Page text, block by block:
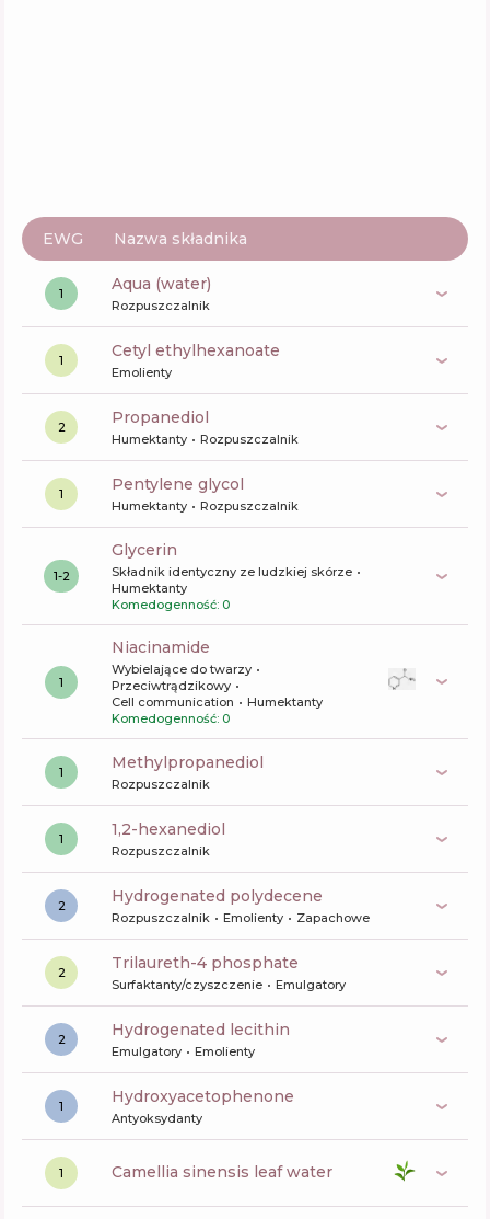
EWG Nazwa składnika
1 aqua (water)
Rozpuszczalnik
1 cetyl ethylhexanoate
Emolienty
2 propanediol
Humektanty Rozpuszczalnik
1 pentylene glycol
Humektanty Rozpuszczalnik
1-2
glycerin
Składnik identyczny ze ludzkiej skórze
Humektanty
Komedogenność: 0
1
niacinamide
Wybielające do twarzy
Przeciwtrądzikowy
Cell communication
Humektanty
Komedogenność: 0
1 methylpropanediol
Rozpuszczalnik
1 1,2-hexanediol
Rozpuszczalnik
2 hydrogenated polydecene
Rozpuszczalnik Emolienty Zapachowe
2 trilaureth-4 phosphate
Surfaktanty/czyszczenie Emulgatory
2 hydrogenated lecithin
Emulgatory Emolienty
1 Hydroxyacetophenone
Antyoksydanty
1 camellia sinensis leaf water